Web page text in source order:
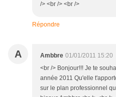
/> <br /> <br />
Répondre
A Ambbre 01/01/2011 15:20
<br /> Bonjour!!! Je te
année 2011 Qu'elle
sur le plan professionnel